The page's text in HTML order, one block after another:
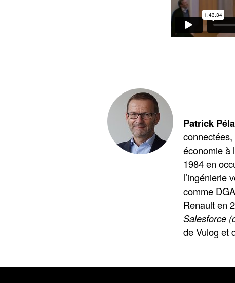
Patrick
économie à
1984 en
l’ingénierie
comme
Renault en
Salesforce
de Vulog et